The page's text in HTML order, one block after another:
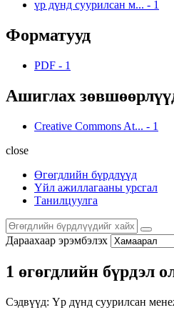
үр дүнд суурилсан м... - 1
Форматууд
PDF - 1
Ашиглах
Creative Commons At... - 1
close
Өгөгдлийн бүрдлүүд
Үйл ажиллагааны урсгал
Танилцуулга
Дараахаар эрэмбэлэх
1 өгөгдлийн бүрдэл
Сэдвүүд: Үр дүнд суурилсан